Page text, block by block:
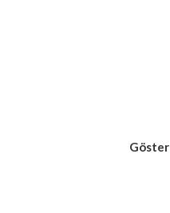
Göster